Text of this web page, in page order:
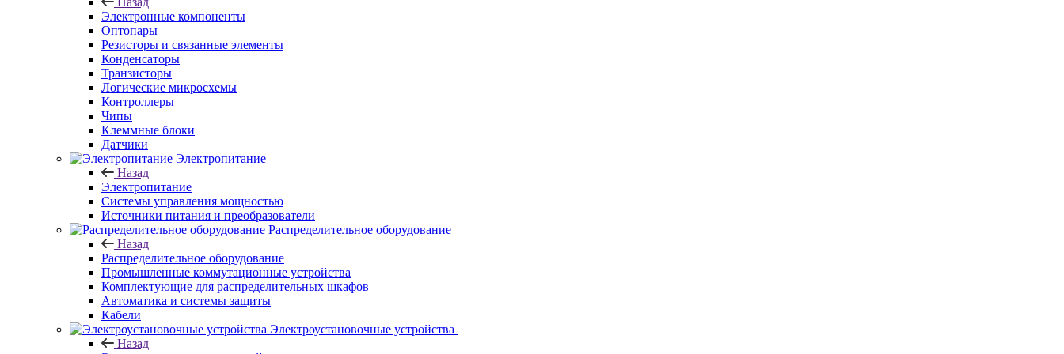
Электронные компоненты
Оптопары
Резисторы и связанные элементы
Конденсаторы
Транзисторы
Логические микросхемы
Контроллеры
Чипы
Клеммные блоки
Датчики
Электропитание
Назад
Электропитание
Системы управления мощностью
Источники питания и преобразователи
Распределительное оборудование
Назад
Распределительное оборудование
Промышленные коммутационные устройства
Комплектующие для распределительных шкафов
Автоматика и системы защиты
Кабели
Электроустановочные устройства
Назад